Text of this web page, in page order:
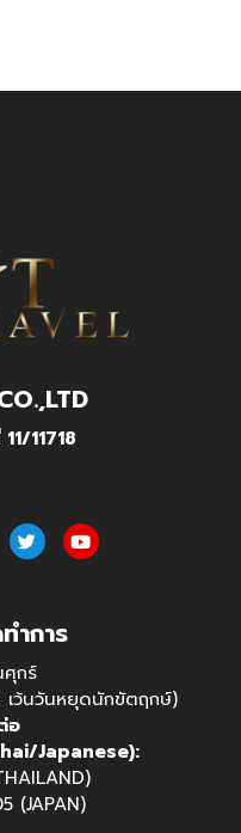
11718
ำการ
กร์
ว้นวันหยุดนักขัตฤกษ์)
อ
Japanese):
(JAPAN)